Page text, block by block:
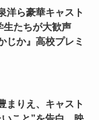
洋ら豪華キャスト
生たちが大歓声
じか』高校プレミ
まりえ、キャスト